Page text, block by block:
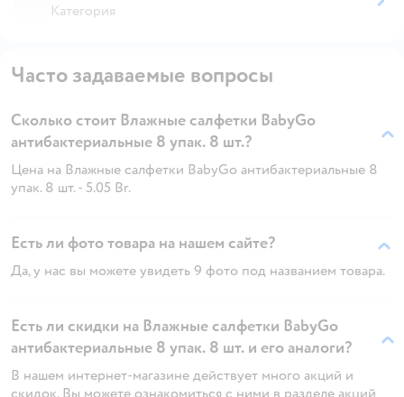
Категория
Часто задаваемые вопросы
Сколько стоит Влажные салфетки BabyGo
антибактериальные 8 упак. 8 шт.?
Цена на Влажные салфетки BabyGo антибактериальные 8
упак. 8 шт. - 5.05 Br.
Есть ли фото товара на нашем сайте?
Да, у нас вы можете увидеть 9 фото под названием товара.
Есть ли скидки на Влажные салфетки BabyGo
антибактериальные 8 упак. 8 шт. и его аналоги?
В нашем интернет-магазине действует много акций и
скидок. Вы можете ознакомиться с ними в разделе акций